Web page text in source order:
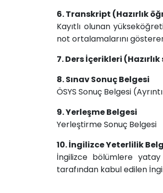
6. Transkript (Hazırlık
Kayıtlı olunan
not ortalamalarını
​7. Ders İçerikleri
8. Sınav Sonuç Belgesi
ÖSYS Sonuç Belgesi
9. Yerleşme Belgesi
Yerleştirme Sonuç Belgesi
10. İngilizce Yeterlilik
İngilizce bölümlere
tarafından kabul edilen